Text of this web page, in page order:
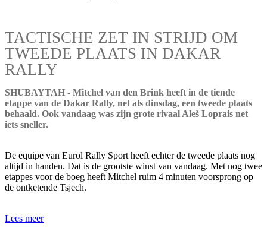
TACTISCHE ZET IN STRIJD OM
TWEEDE PLAATS IN DAKAR
RALLY
SHUBAYTAH - Mitchel van den Brink heeft in de tiende
etappe van de Dakar Rally, net als dinsdag, een tweede plaats
behaald. Ook vandaag was zijn grote rivaal Aleš Loprais net
iets sneller.
De equipe van Eurol Rally Sport heeft echter de tweede plaats nog
altijd in handen. Dat is de grootste winst van vandaag. Met nog twee
etappes voor de boeg heeft Mitchel ruim 4 minuten voorsprong op
de ontketende Tsjech.
Lees meer